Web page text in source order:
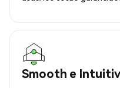
Smooth e